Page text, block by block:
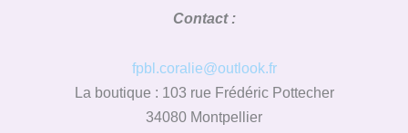
Contact :
fpbl.coralie@outlook.fr
La boutique : 103 rue Frédéric Pottecher
34080 Montpellier